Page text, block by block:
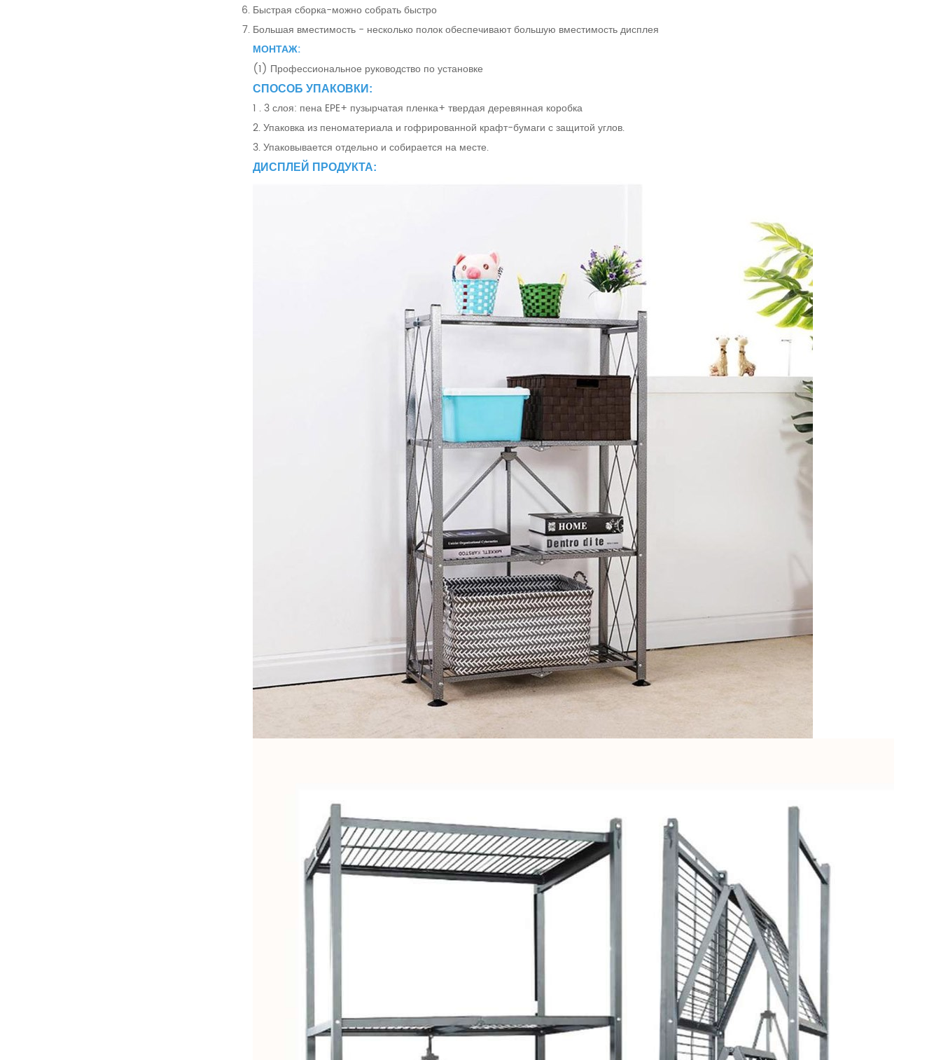
Быстрая сборка-можно собрать быстро
Большая вместимость - несколько полок обеспечивают большую вместимость дисплея
МОНТАЖ:
(1) Профессиональное руководство по установке
СПОСОБ УПАКОВКИ:
1 . 3 слоя: пена EPE+ пузырчатая пленка+ твердая деревянная коробка
2. Упаковка из пеноматериала и гофрированной крафт-бумаги с защитой углов.
3. Упаковывается отдельно и собирается на месте.
ДИСПЛЕЙ ПРОДУКТА: